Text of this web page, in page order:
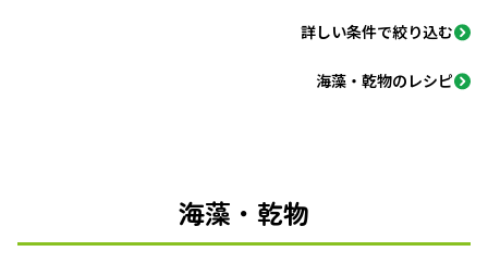
詳しい条件で絞り込む
海藻・乾物のレシピ
海藻・乾物